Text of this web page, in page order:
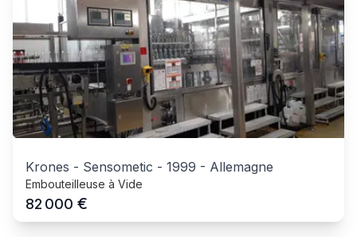
Krones - Sensometic - 1999 - Allemagne
Embouteilleuse à Vide
82 000 €